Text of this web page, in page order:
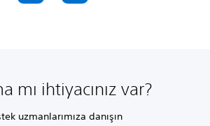
mı ihtiyacınız var?
uzmanlarımıza danışın